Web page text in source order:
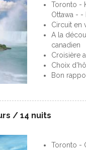
Toronto -
Ottawa - -
Circuit en
A la
canadien
Croisière
Choix
Bon
/ 14 nuits
Toronto -